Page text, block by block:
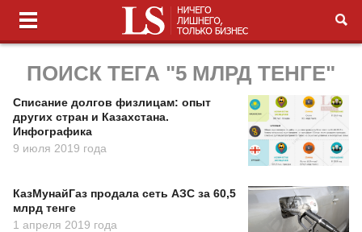
ПОИСК ТЕГА "5 МЛРД ТЕНГЕ"
Списание долгов физлицам: опыт
других стран и Казахстана.
Инфографика
9 июля 2019 года
КазМунайГаз продала сеть АЗС за 60,5
млрд тенге
1 апреля 2019 года